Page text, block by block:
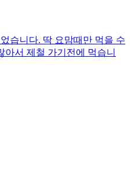
습니다. 딱 요맘때만 먹을 수
서 제철 가기전에 먹습니